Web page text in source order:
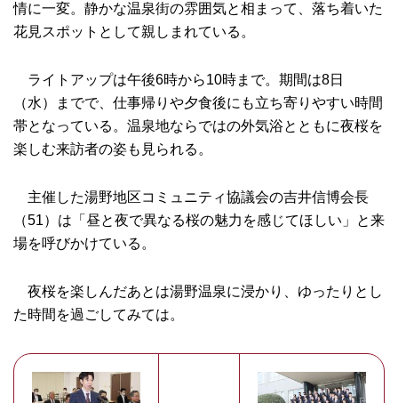
情に一変。静かな温泉街の雰囲気と相まって、落ち着いた
花見スポットとして親しまれている。
ライトアップは午後6時から10時まで。期間は8日
（水）までで、仕事帰りや夕食後にも立ち寄りやすい時間
帯となっている。温泉地ならではの外気浴とともに夜桜を
楽しむ来訪者の姿も見られる。
主催した湯野地区コミュニティ協議会の吉井信博会長
（51）は「昼と夜で異なる桜の魅力を感じてほしい」と来
場を呼びかけている。
夜桜を楽しんだあとは湯野温泉に浸かり、ゆったりとし
た時間を過ごしてみては。